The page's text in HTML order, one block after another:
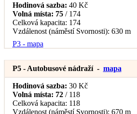
Hodinová sazba: 40 Kč
Volná místa: 75/ 174
Celková kapacita: 174
Vzdálenost (náměstí Svornosti): 630 m
P3 - mapa
P5 - Autobusové nádraží- mapa
Hodinová sazba: 30 Kč
Volná místa: 72/ 118
Celková kapacita: 118
Vzdálenost (náměstí Svornosti): 670 m